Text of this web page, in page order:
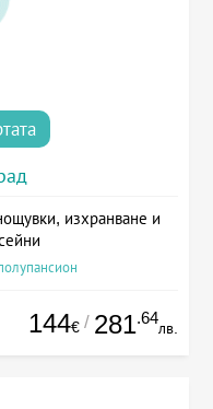
изхранване и
144€ / 281.64
лв.